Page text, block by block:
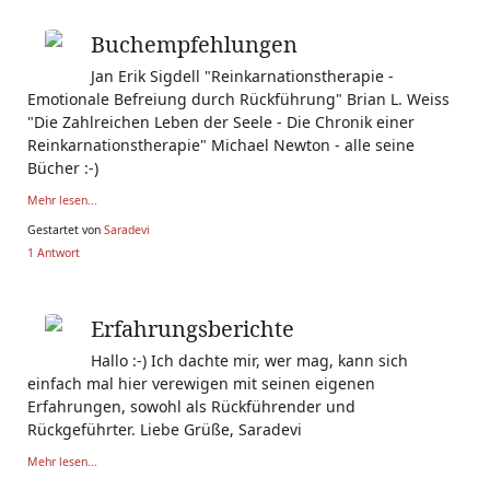
Buchempfehlungen
Jan Erik Sigdell "Reinkarnationstherapie -
Emotionale Befreiung durch Rückführung" Brian L. Weiss
"Die Zahlreichen Leben der Seele - Die Chronik einer
Reinkarnationstherapie" Michael Newton - alle seine
Bücher :-)
Mehr lesen...
Gestartet von Saradevi
1 Antwort
Erfahrungsberichte
Hallo :-) Ich dachte mir, wer mag, kann sich
einfach mal hier verewigen mit seinen eigenen
Erfahrungen, sowohl als Rückführender und
Rückgeführter. Liebe Grüße, Saradevi
Mehr lesen...